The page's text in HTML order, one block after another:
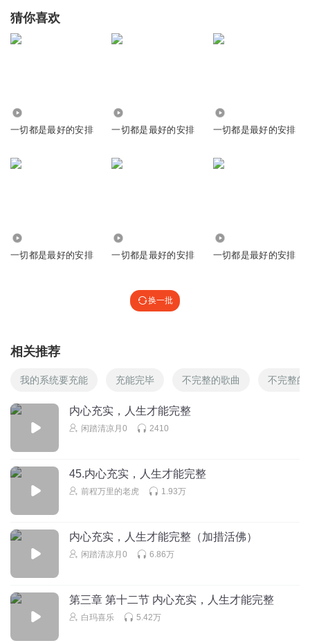
猜你喜欢
一切都是最好的安排 一切都是最好的安排 一切都是最好的安排
一切都是最好的安排 一切都是最好的安排 一切都是最好的安排
换一批
相关推荐
我的系统要充能 充能完毕 不完整的歌曲 不完整的
内心充实，人生才能完整
闲踏清凉月0 2410
45.内心充实，人生才能完整
前程万里的老虎 1.93万
内心充实，人生才能完整（加措活佛）
闲踏清凉月0 6.86万
第三章 第十二节 内心充实，人生才能完整
白玛喜乐 5.42万